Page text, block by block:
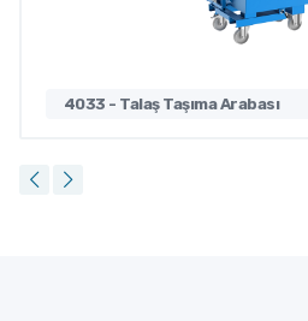
4033 - Talaş Taşıma Arabası